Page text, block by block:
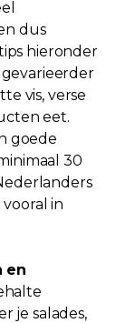
dus
hieronder
vis, verse
eet.
goede
30
in
en
je salades,